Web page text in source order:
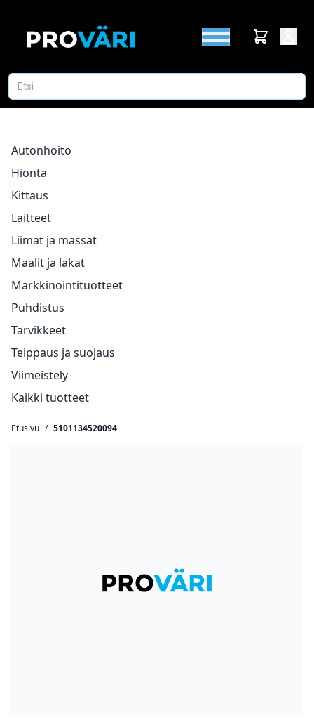
Autonhoito
Hionta
Kittaus
Laitteet
Liimat ja massat
Maalit ja lakat
Markkinointituotteet
Puhdistus
Tarvikkeet
Teippaus ja suojaus
Viimeistely
Kaikki tuotteet
Etusivu / 5101134520094